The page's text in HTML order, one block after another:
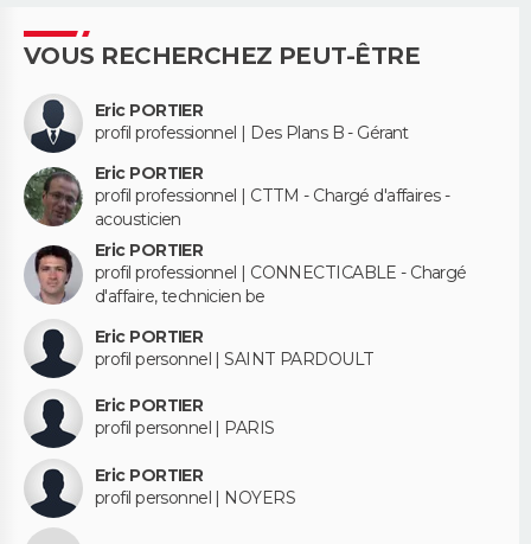
VOUS RECHERCHEZ PEUT-ÊTRE
Eric PORTIER
profil professionnel | Des Plans B - Gérant
Eric PORTIER
profil professionnel | CTTM - Chargé d'affaires -
acousticien
Eric PORTIER
profil professionnel | CONNECTICABLE - Chargé
d'affaire, technicien be
Eric PORTIER
profil personnel | SAINT PARDOULT
Eric PORTIER
profil personnel | PARIS
Eric PORTIER
profil personnel | NOYERS